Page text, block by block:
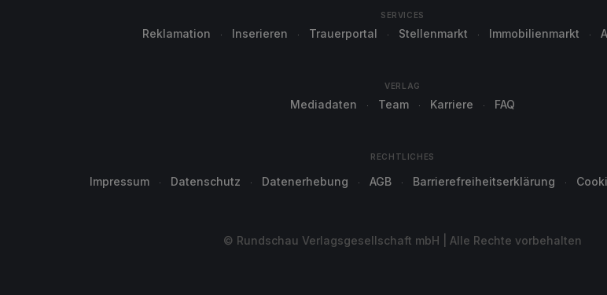
SERVICES
Reklamation Inserieren Trauerportal Stellenmarkt Immobilienmarkt
VERLAG
Mediadaten Team Karriere FAQ
RECHTLICHES
Impressum Datenschutz Datenerhebung AGB Barrierefreiheitserklärung
© Rundschau Verlagsgesellschaft mbH | Alle Rechte vorbehalten